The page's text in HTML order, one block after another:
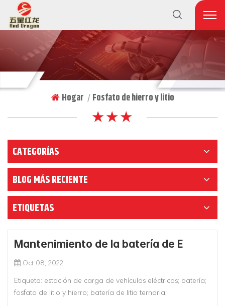
Hogar | Fosfato de hierro y litio
★ ★ ★
CATEGORÍAS
BLOG MÁS RECIENTE
ETIQUETAS
Mantenimiento de la batería de E
Oct 08, 2022
Etiqueta: estación de carga de vehículos eléctricos; batería;
fosfato de litio y hierro; batería de litio ternaria;